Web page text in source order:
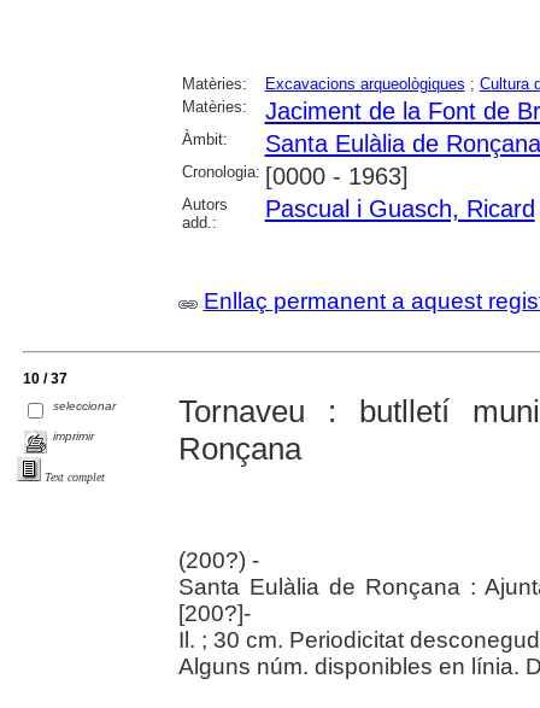
Matèries: Excavacions arqueològiques ; Cultura
Matèries:
Jaciment de la Font de
Àmbit: Santa Eulàlia de Ronçana
Cronologia: [0000 - 1963]
Autors
add.:
Pascual i Guasch, Ricard
Enllaç permanent a aquest
10 / 37
seleccionar
imprimir
Text complet
Tornaveu : butlletí
Ronçana
(200?) -
Santa Eulàlia de Ronçana :
[200?]-
Il. ; 30 cm. Periodicitat
Alguns núm. disponibles en línia.